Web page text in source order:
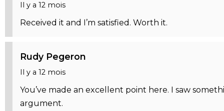
Il y a 12 mois
Received it and I’m satisfied. Worth it.
Rudy Pegeron
Il y a 12 mois
You’ve made an excellent point here. I saw
argument.